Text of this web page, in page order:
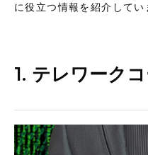
に役立つ情報を紹介してい
1. テレワーク